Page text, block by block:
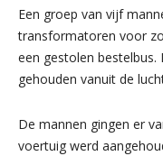
Een groep van vijf
transformatoren voor
een gestolen
gehouden vanuit de
De mannen gingen er
voertuig werd